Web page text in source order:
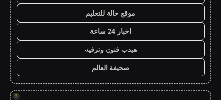
موقع حالة للتعليم
اخبار 24 ساعة
هيدب فنون وترفيه
صحيفة العالم
!